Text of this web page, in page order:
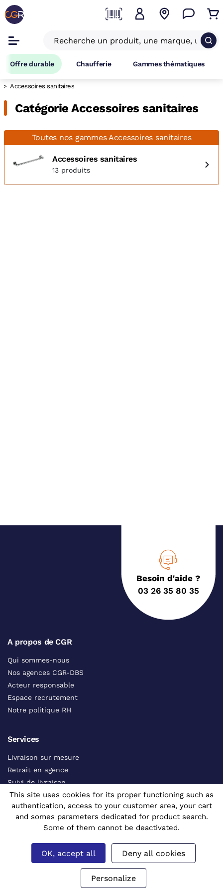
Offre durable Chaufferie Gammes thématiques
Accessoires sanitaires
Catégorie Accessoires sanitaires
Toutes nos gammes Accessoires sanitaires
Accessoires sanitaires
13 produits
Besoin d'aide ?
03 26 35 80 35
A propos de CGR
Qui sommes-nous
Nos agences CGR-DBS
Acteur responsable
Espace recrutement
Notre politique RH
Services
Livraison sur mesure
Retrait en agence
Suivi de livraison
Contacts commerciaux
Catalogue interactif
Voir tous les services
This site uses cookies for its proper functioning such as
authentication, access to your customer area, your cart
and somes parameters dedicated for product search.
Some of them cannot be deactivated.
OK, accept all Deny all cookies
Personalize